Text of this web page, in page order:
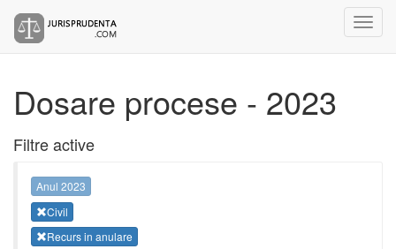
Dosare procese - 2023
Filtre active
Anul 2023
Civil
Recurs in anulare